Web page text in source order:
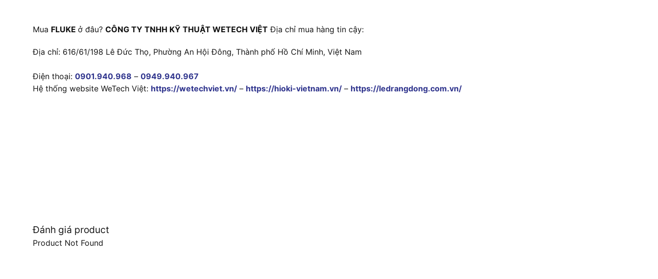
Mua FLUKE ở đâu? CÔNG TY TNHH KỸ THUẬT WETECH VIỆT Địa chỉ mua hàng tin cậy:
Địa chỉ: 616/61/198 Lê Đức Thọ, Phường An Hội Đông, Thành phố Hồ Chí Minh, Việt Nam
Điện thoại: 0901.940.968 – 0949.940.967
Hệ thống website WeTech Việt: https://wetechviet.vn/ – https://hioki-vietnam.vn/ – https://ledrangdong.com.vn/
Đánh giá product
Product Not Found